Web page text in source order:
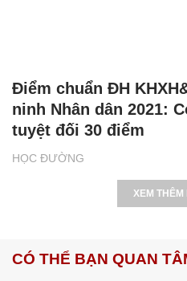
HỌC ĐƯỜNG
Điểm chuẩn ĐH
ninh Nhân dân 2021:
tuyệt đối 30 điểm
XEM THÊM
CÓ THỂ BẠN QUAN